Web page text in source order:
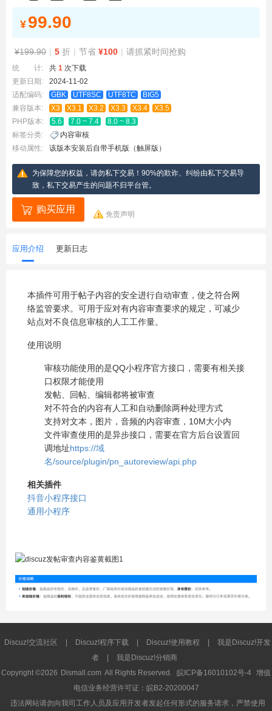
¥ 99.90
¥199.90 | 5 折 | 节省 ¥100 | 请抓紧时间抢购
统 计: 共 1 次下载
更新日期:
2024-11-02
适配编码:
GBK UTF8SC UTF8TC
BIG5
兼容版本:
X3 X3.1 X3.2 X3.3 X3.4
X3.5
PHP版本:
5.6 7.0 ~ 7.4
8.0 ~ 8.3
标签分类:
内容审核
移动属性:
该版本安装后自带手机版（触屏版）
为保障您的权益，请勿私下交易！90%的欺诈、纠纷由私下交易导
致，私下交易产生的问题不归平台管。
购买应用 免责声明
应用介绍 更新日志
本插件可用于帖子内容的安全进行自动审查，使之符合网
络监管要求。可用于应对有内容审查要求的规定，可减少
站点对不良信息审核的人工工作量。
使用说明
审核功能使用的是QQ小程序官方接口，需要有相关接
口权限才能使用
发帖、回帖、编辑都将被审查
对不符合的内容有人工和自动删除两种处理方式
支持对文本，图片，音频的内容审查，10M大小内
文件审查使用的是异步接口，需要在官方后台设置回
调地址https://域
名/source/plugin/pn_autoreview/api.php
相关插件
抖音小程序接口
通用小程序
Discuz!交流社区 | Discuz!程序下载 | Discuz!使用教程 |
我是Discuz!开发
者
|
我是Discuz!分销商
Copyright ©2026 Dismall.com All Rights Reserved. 皖ICP备16010102号-4 增值
电信业务经营许可证：皖B2-20200047
违法网站请勿向我司工作人员及应用开发者发起任何形式的服务请求，严禁使用